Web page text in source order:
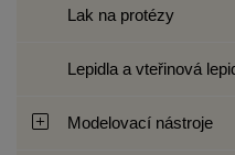
Lak na protézy
Lepidla a vteřinová
Modelovací nástroje